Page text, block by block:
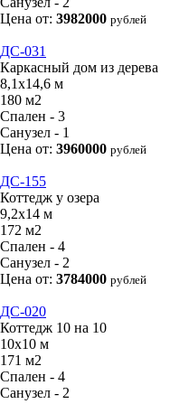
Цена от: 3982000 рублей
ДС-031
Каркасный дом из дерева
8,1х14,6 м
180 м2
Спален - 3
Санузел - 1
Цена от: 3960000 рублей
ДС-155
Коттедж у озера
9,2х14 м
172 м2
Спален - 4
Санузел - 2
Цена от: 3784000 рублей
ДС-020
Коттедж 10 на 10
10х10 м
171 м2
Спален - 4
Санузел - 2